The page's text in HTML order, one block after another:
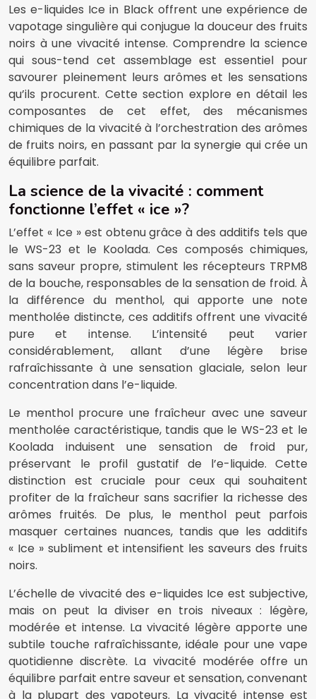
Les e-liquides Ice in Black offrent une expérience de
vapotage singulière qui conjugue la douceur des fruits
noirs à une vivacité intense. Comprendre la science
qui sous-tend cet assemblage est essentiel pour
savourer pleinement leurs arômes et les sensations
qu’ils procurent. Cette section explore en détail les
composantes de cet effet, des mécanismes
chimiques de la vivacité à l’orchestration des arômes
de fruits noirs, en passant par la synergie qui crée un
équilibre parfait.
La science de la vivacité : comment
fonctionne l’effet « ice »?
L’effet « Ice » est obtenu grâce à des additifs tels que
le WS-23 et le Koolada. Ces composés chimiques,
sans saveur propre, stimulent les récepteurs TRPM8
de la bouche, responsables de la sensation de froid. À
la différence du menthol, qui apporte une note
mentholée distincte, ces additifs offrent une vivacité
pure et intense. L’intensité peut varier
considérablement, allant d’une légère brise
rafraîchissante à une sensation glaciale, selon leur
concentration dans l’e-liquide.
Le menthol procure une fraîcheur avec une saveur
mentholée caractéristique, tandis que le WS-23 et le
Koolada induisent une sensation de froid pur,
préservant le profil gustatif de l’e-liquide. Cette
distinction est cruciale pour ceux qui souhaitent
profiter de la fraîcheur sans sacrifier la richesse des
arômes fruités. De plus, le menthol peut parfois
masquer certaines nuances, tandis que les additifs
« Ice » subliment et intensifient les saveurs des fruits
noirs.
L’échelle de vivacité des e-liquides Ice est subjective,
mais on peut la diviser en trois niveaux : légère,
modérée et intense. La vivacité légère apporte une
subtile touche rafraîchissante, idéale pour une vape
quotidienne discrète. La vivacité modérée offre un
équilibre parfait entre saveur et sensation, convenant
à la plupart des vapoteurs. La vivacité intense est